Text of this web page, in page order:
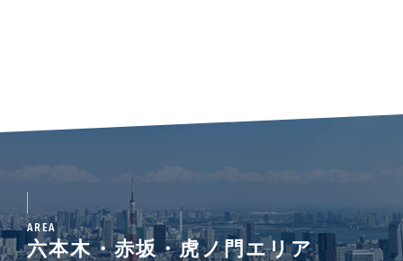
AREA
六本木・赤坂・虎ノ門エリア